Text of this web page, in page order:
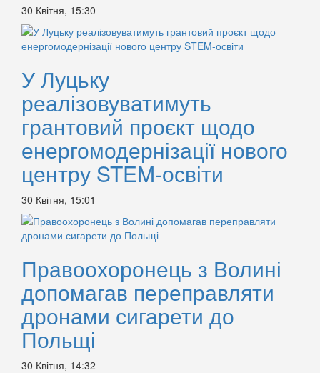
30 Квітня, 15:30
У Луцьку
реалізовуватимуть
грантовий проєкт щодо
енергомодернізації нового
центру STEM-освіти
30 Квітня, 15:01
Правоохоронець з Волині
допомагав переправляти
дронами сигарети до
Польщі
30 Квітня, 14:32